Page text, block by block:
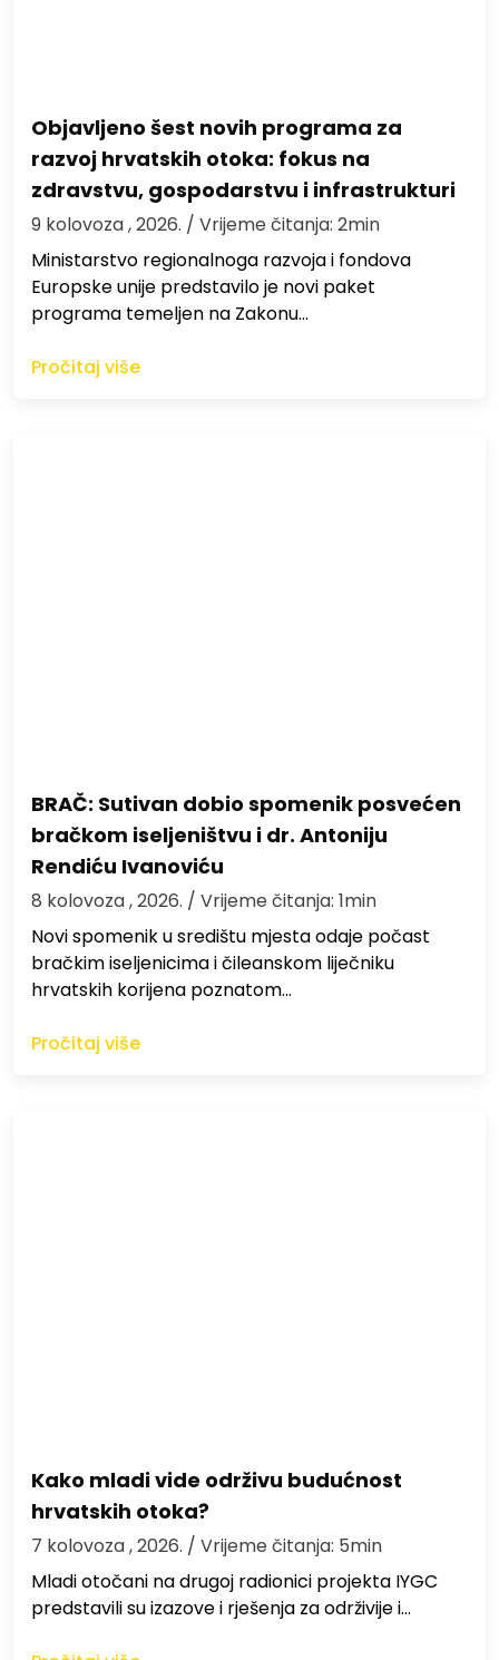
Objavljeno šest novih programa za
razvoj hrvatskih otoka: fokus na
zdravstvu, gospodarstvu i infrastrukturi
9 kolovoza , 2026. / Vrijeme čitanja: 2min
Ministarstvo regionalnoga razvoja i fondova
Europske unije predstavilo je novi paket
programa temeljen na Zakonu…
Pročitaj više
BRAČ: Sutivan dobio spomenik posvećen
bračkom iseljeništvu i dr. Antoniju
Rendiću Ivanoviću
8 kolovoza , 2026. / Vrijeme čitanja: 1min
Novi spomenik u središtu mjesta odaje počast
bračkim iseljenicima i čileanskom liječniku
hrvatskih korijena poznatom…
Pročitaj više
Kako mladi vide održivu budućnost
hrvatskih otoka?
7 kolovoza , 2026. / Vrijeme čitanja: 5min
Mladi otočani na drugoj radionici projekta IYGC
predstavili su izazove i rješenja za održivije i…